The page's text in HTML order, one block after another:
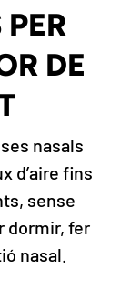
DE
nasals
d’aire fins
sense
dormir, fer
nasal.